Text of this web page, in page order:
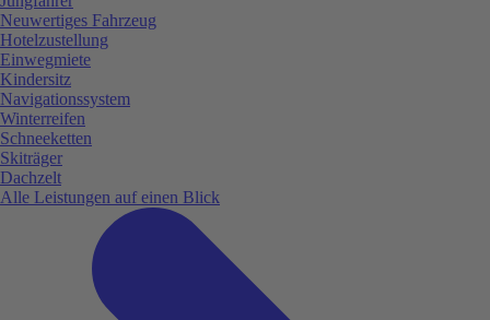
Neuwertiges Fahrzeug
Hotelzustellung
Einwegmiete
Kindersitz
Navigationssystem
Winterreifen
Schneeketten
Skiträger
Dachzelt
Alle Leistungen auf einen Blick